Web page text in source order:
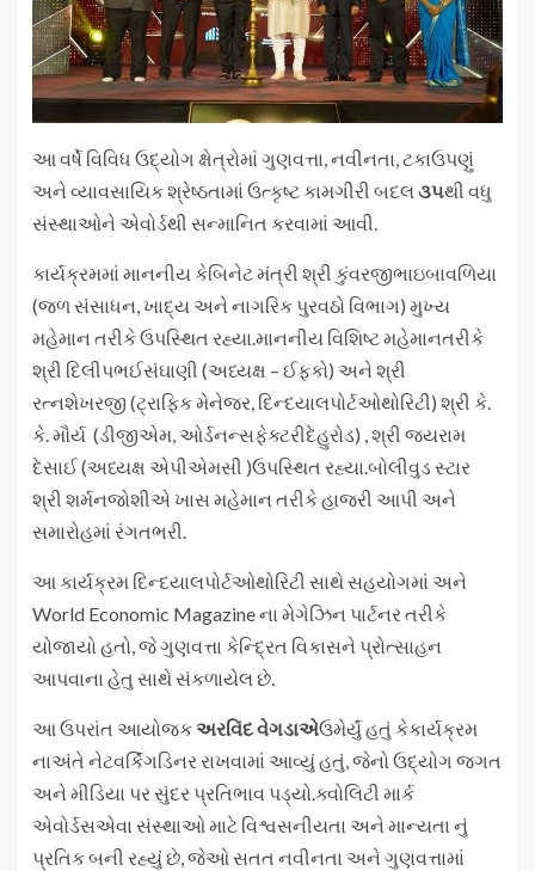
આ વર્ષે વિવિધ ઉદ્યોગ ક્ષેત્રોમાં ગુણવત્તા, નવીનતા, ટકાઉપણું
અને વ્યાવસાયિક શ્રેષ્ઠતામાં ઉત્કૃષ્ટ કામગીરી બદલ૩૫થી વધુ
સંસ્થાઓને એવોર્ડથી સન્માનિત કરવામાં આવી.
કાર્યક્રમમાં માનનીય કેબિનેટ મંત્રી શ્રી કુંવરજીભાઇબાવળિયા
(જળ સંસાધન, ખાદ્ય અને નાગરિક પુરવઠો વિભાગ) મુખ્ય
મહેમાન તરીકે ઉપસ્થિત રહ્યા.માનનીય વિશિષ્ટ મહેમાનતરીકે
શ્રી દિલીપભઈસંઘાણી (અધ્યક્ષ – ઈફ્કો) અને શ્રી
રત્નશેખરજી (ટ્રાફિક મેનેજર, દિન્દયાલપોર્ટઓથોરિટી) શ્રી કે.
કે. મૌર્ય (ડીજીએમ, ઓર્ડનન્સફેક્ટરીદેહુરોડ) , શ્રી જયરામ
દેસાઈ (અધ્યક્ષ એપીએમસી )ઉપસ્થિત રહ્યા.બોલીવુડ સ્ટાર
શ્રી શર્મનજોશીએ ખાસ મહેમાન તરીકે હાજરી આપી અને
સમારોહમાં રંગતભરી.
આ કાર્યક્રમ દિન્દયાલપોર્ટઓથોરિટી સાથે સહયોગમાં અને
World Economic Magazine ના મેગેઝિન પાર્ટનર તરીકે
યોજાયો હતો, જે ગુણવત્તા કેન્દ્રિત વિકાસને પ્રોત્સાહન
આપવાના હેતુ સાથે સંકળાયેલ છે.
આ ઉપરાંત આયોજકઅરવિંદ વેગડાએઉમેર્યું હતું કેકાર્યક્રમ
નાઅંતે નેટવર્કિંગડિનર રાખવામાં આવ્યું હતું, જેનો ઉદ્યોગ જગત
અને મીડિયા પર સુંદર પ્રતિભાવ પડ્યો.ક્વોલિટી માર્ક
એવોર્ડસએવા સંસ્થાઓ માટે વિશ્વસનીયતા અને માન્યતા નું
પ્રતિક બની રહ્યું છે, જેઓ સતત નવીનતા અને ગુણવત્તામાં